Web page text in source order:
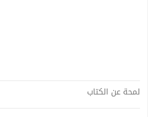
لمحة عن الكتاب